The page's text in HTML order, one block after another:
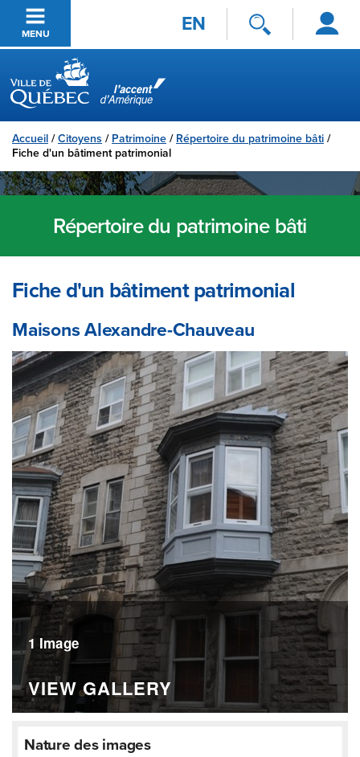
Passer au contenu principal
MENU EN
Se
connecter
Ville de Québec
Accueil /Citoyens / Patrimoine / Répertoire du patrimoine bâti /
Fiche d'un bâtiment patrimonial
Répertoire du patrimoine bâti
Fiche d'un bâtiment patrimonial
Maisons Alexandre-Chauveau
1 Image
VIEW GALLERY
Nature des images